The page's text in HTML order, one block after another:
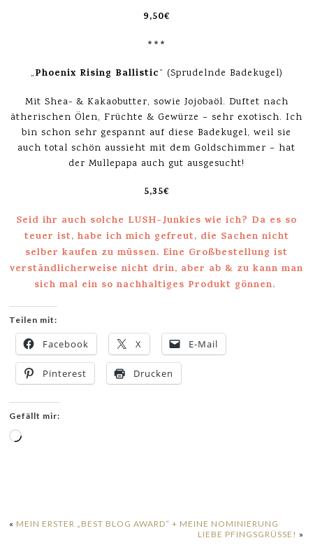
9,50€
***
„Phoenix Rising Ballistic“ (Sprudelnde Badekugel)
Mit Shea- & Kakaobutter, sowie Jojobaöl. Duftet nach
ätherischen Ölen, Früchte & Gewürze – sehr exotisch. Ich
bin schon sehr gespannt auf diese Badekugel, weil sie
auch total schön aussieht mit dem Goldschimmer – hat
der Mullepapa auch gut ausgesucht!
5,35€
Seid ihr auch solche LUSH-Junkies wie ich? Da es so
teuer ist, habe ich mich gefreut, die Sachen nicht
selber kaufen zu müssen. Eine Großbestellung ist
verständlicherweise nicht drin, aber ab & zu kann man
sich mal ein so nachhaltiges Produkt gönnen.
Teilen mit:
Facebook X E-Mail
Pinterest Drucken
Gefällt mir:
Wird
« MEIN ERSTER „BEST BLOG AWARD“ + MEINE NOMINIERUNG
LIEBE PFINGSGRÜSSE!
»